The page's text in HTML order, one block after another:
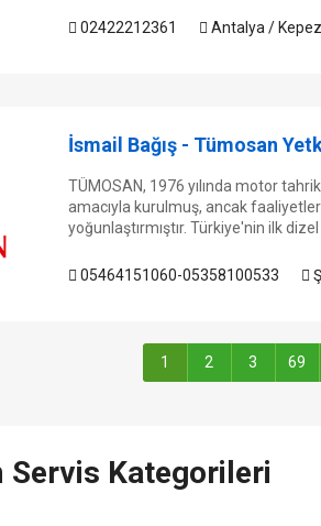
02422212361 Antalya / Kepez
İsmail Bağış - Tümosan
TÜMOSAN, 1976 yılında motor
amacıyla kurulmuş, ancak
yoğunlaştırmıştır. Türkiye'nin ilk
05464151060-05358100533
1 2 3 69
Servis Kategorileri